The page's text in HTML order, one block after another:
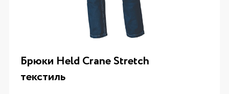
Брюки Held Crane Stretch
текстиль